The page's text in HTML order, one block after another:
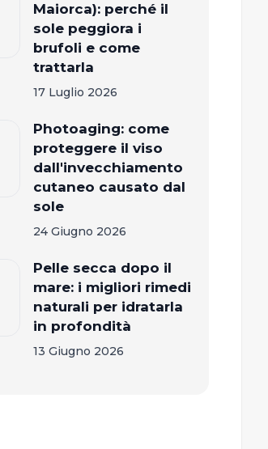
Maiorca): perché il
sole peggiora i
brufoli e come
trattarla
17 Luglio 2026
Photoaging: come
proteggere il viso
dall'invecchiamento
cutaneo causato dal
sole
24 Giugno 2026
Pelle secca dopo il
mare: i migliori rimedi
naturali per idratarla
in profondità
13 Giugno 2026